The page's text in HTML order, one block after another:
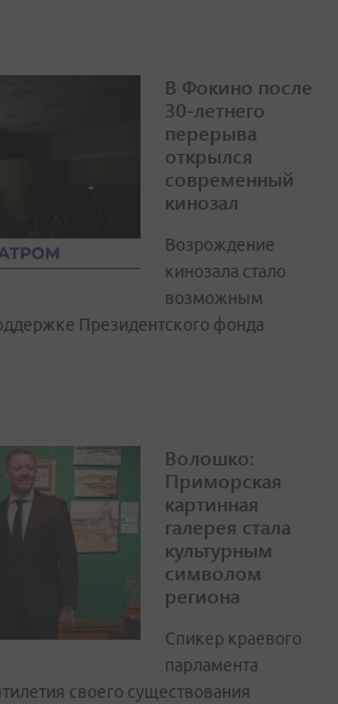
В Фокино после
30-летнего
перерыва
открылся
современный
кинозал
Возрождение
кинозала стало
возможным
Президентского фонда
Волошко:
Приморская
картинная
галерея стала
культурным
символом
региона
Спикер краевого
парламента
своего существования